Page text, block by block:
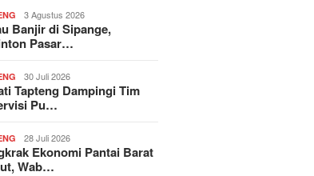
3 Agustus 2026
Banjir di Sipange,
Pasar…
30 Juli 2026
Tapteng Dampingi Tim
Pu…
28 Juli 2026
Ekonomi Pantai Barat
Wab…